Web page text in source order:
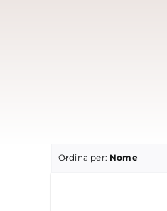
Ordina per: Nome